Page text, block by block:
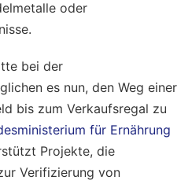
oder
bei der
es nun, den Weg einer
bis zum Verkaufsregal zu
für Ernährung
Projekte, die
Verifizierung von